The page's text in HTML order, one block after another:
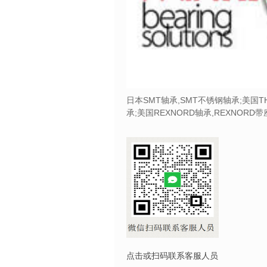
日本SMT轴承,SMT不锈钢轴承;美国
承;美国REXNORD轴承,REXNORD带
点击或扫码联系客服人员